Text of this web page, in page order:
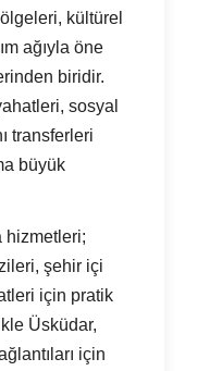
kültürel
ağıyla öne
biridir.
sosyal
transferleri
büyük
hizmetleri;
şehir içi
için pratik
Üsküdar,
için